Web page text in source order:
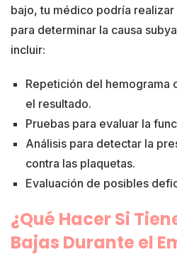
bajo, tu médico podría
para determinar la causa
incluir:
Repetición del hemograma
el resultado.
Pruebas para evaluar la
Análisis para detectar la
contra las plaquetas.
Evaluación de posibles
¿Qué Hacer Si
Bajas Durante el